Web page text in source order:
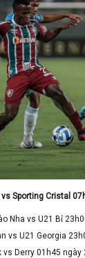
Sporting Cristal
Nha vs U21 Bỉ
vs U21 Georgia
vs Derry 01h45